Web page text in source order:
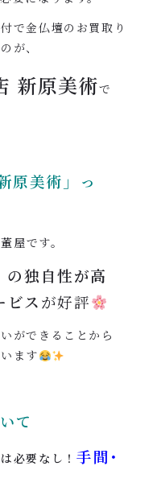
で金仏壇のお買取り
が、
新原美術で
原美術」っ
屋です。
の独自性が高
ビスが好評
ができることから
ます
て
必要なし！ 手間･